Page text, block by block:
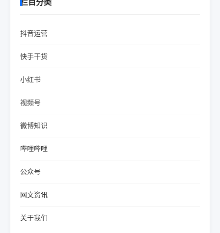
抖音运营
快手干货
小红书
视频号
微博知识
哔哩哔哩
公众号
网文资讯
关于我们